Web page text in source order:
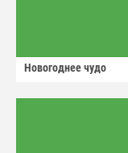
Новогоднее чудо